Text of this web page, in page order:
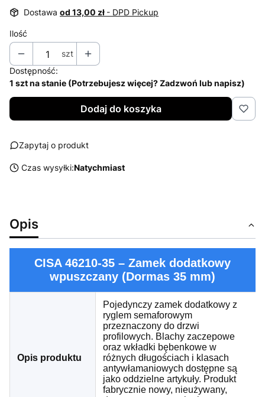
Dostawa od 13,00 zł - DPD Pickup
Ilość
szt
Dostępność:
1 szt na stanie (Potrzebujesz więcej? Zadzwoń lub napisz)
Dodaj do koszyka
Zapytaj o produkt
Czas wysyłki:Natychmiast
Opis
CISA 46210-35 – Zamek dodatkowy
wpuszczany (Dormas 35 mm)
Opis produktu
Pojedynczy zamek dodatkowy z
ryglem semaforowym
przeznaczony do drzwi
profilowych. Blachy zaczepowe
oraz wkładki bębenkowe w
różnych długościach i klasach
antywłamaniowych dostępne są
jako oddzielne artykuły. Produkt
fabrycznie nowy, nieużywany,